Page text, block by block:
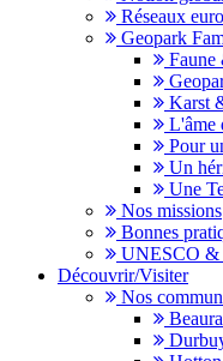
Réseaux
Geopark
Faune
Karst
L'âme
Pour
Un
Une
Nos missions
Bonnes
UNESCO &
Découvrir/Visiter
Nos